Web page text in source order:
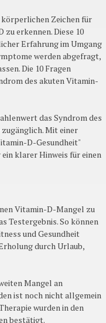
Zeichen für
erkennen. Diese 10
Erfahrung im Umgang
werden abgefragt,
Die 10 Fragen
des akuten Vitamin-
das Syndrom des
Mit einer
D-Gesundheit"
klarer Hinweis für einen
Vitamin-D-Mangel zu
Testergebnis. So können
und Gesundheit
durch Urlaub,
Mangel an
ist noch nicht allgemein
wurden in den
bestätigt.